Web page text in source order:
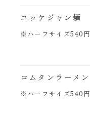
ユッケジャン麺
※ハーフサイズ540円
コムタンラーメン
※ハーフサイズ540円